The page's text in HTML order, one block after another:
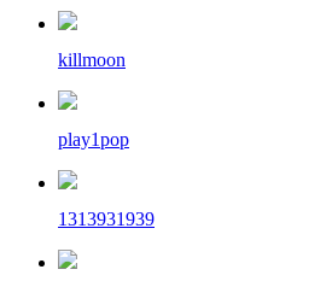
killmoon
play1pop
1313931939